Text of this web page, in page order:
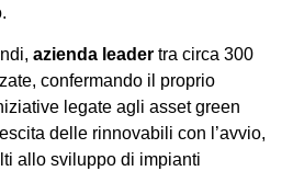
azienda leader tra circa 300
confermando il proprio
legate agli asset green
delle rinnovabili con l’avvio,
allo sviluppo di impianti